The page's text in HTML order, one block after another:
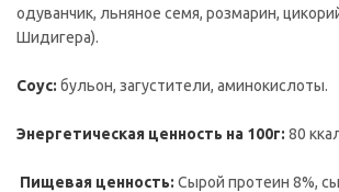
одуванчик, льняное семя, розмарин,
Шидигера).
Соус: бульон, загустители, аминокислоты.
Энергетическая ценность на 100г: 80
Пищевая ценность: Сырой протеин 8%,